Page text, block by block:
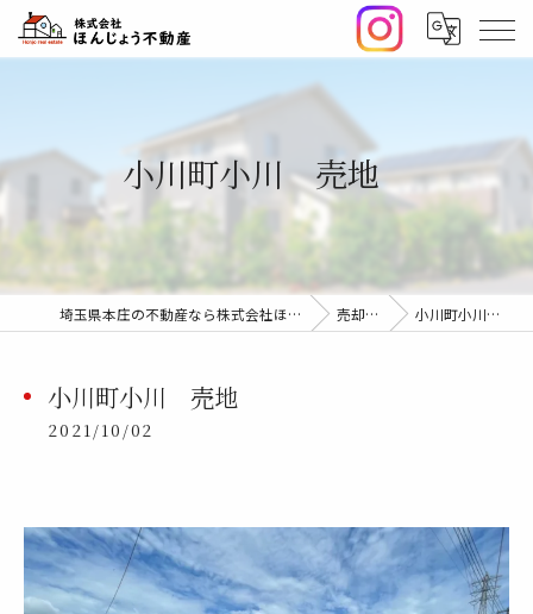
小川町小川 売地
埼玉県本庄の不動産なら株式会社ほんじょう不動産 売却事例 小川町小川 売地
小川町小川 売地
2021/10/02